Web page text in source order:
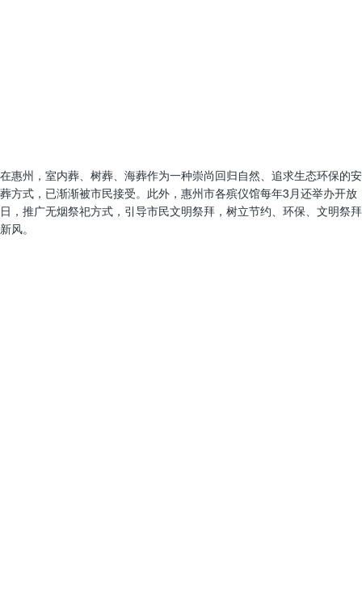
在惠州，室内葬、树葬、海葬作为一种崇尚回归自然、追求生态环保的安
葬方式，已渐渐被市民接受。此外，惠州市各殡仪馆每年3月还举办开放
日，推广无烟祭祀方式，引导市民文明祭拜，树立节约、环保、文明祭拜
新风。